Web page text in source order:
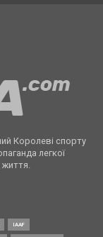
Королеві спорту
легкої
IAAF